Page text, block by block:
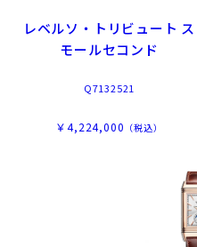
レベルソ・トリビュート ス
モールセコンド
Q7132521
￥4,224,000 （税込）